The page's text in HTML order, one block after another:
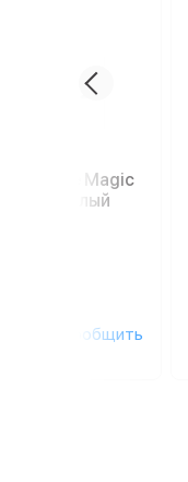
Apple Magic
2, белый
сообщить